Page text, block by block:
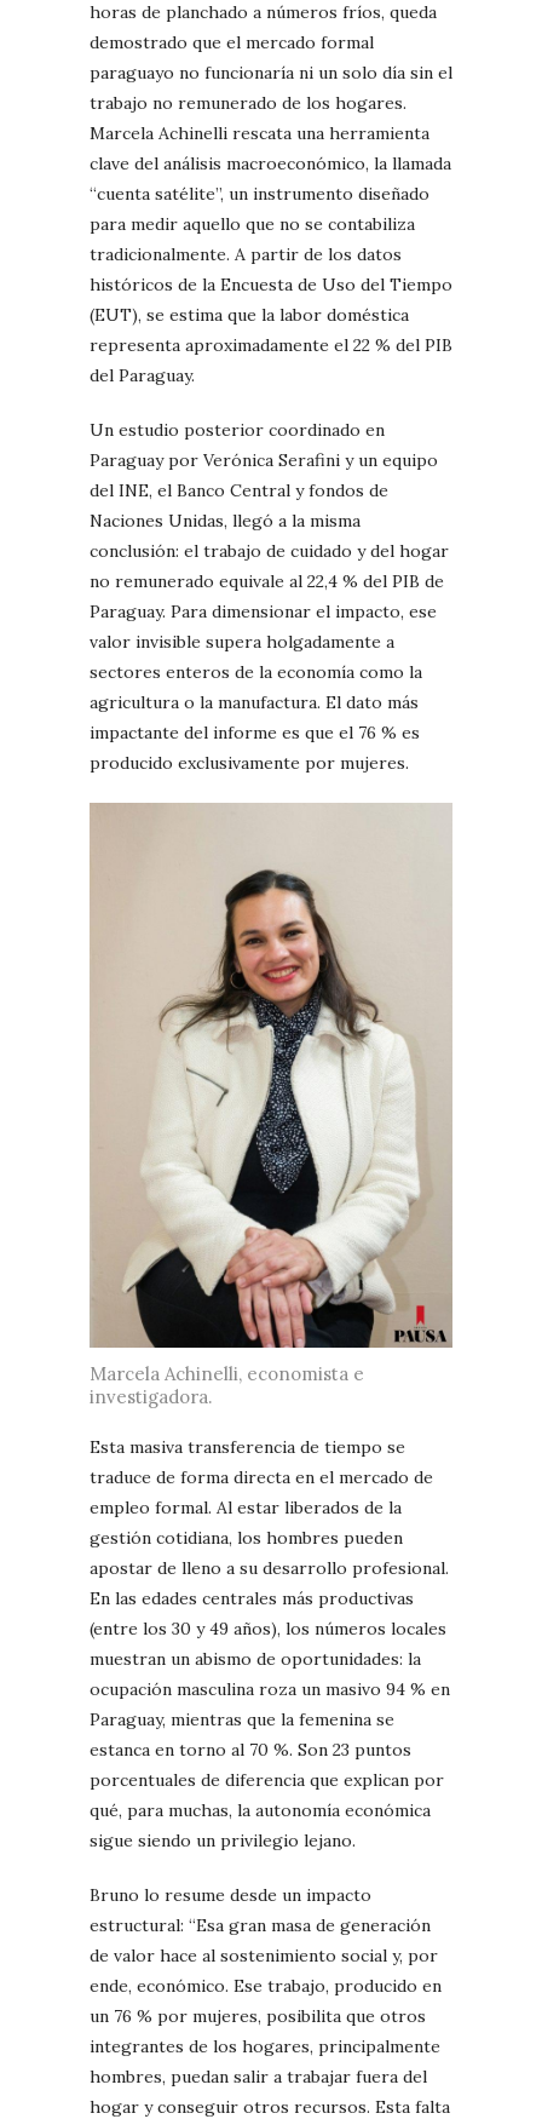
horas de planchado a números fríos, queda
demostrado que el mercado formal
paraguayo no funcionaría ni un solo día sin el
trabajo no remunerado de los hogares.
Marcela Achinelli rescata una herramienta
clave del análisis macroeconómico, la llamada
“cuenta satélite”, un instrumento diseñado
para medir aquello que no se contabiliza
tradicionalmente. A partir de los datos
históricos de la Encuesta de Uso del Tiempo
(EUT), se estima que la labor doméstica
representa aproximadamente el 22 % del PIB
del Paraguay.
Un estudio posterior coordinado en
Paraguay por Verónica Serafini y un equipo
del INE, el Banco Central y fondos de
Naciones Unidas, llegó a la misma
conclusión: el trabajo de cuidado y del hogar
no remunerado equivale al 22,4 % del PIB de
Paraguay. Para dimensionar el impacto, ese
valor invisible supera holgadamente a
sectores enteros de la economía como la
agricultura o la manufactura. El dato más
impactante del informe es que el 76 % es
producido exclusivamente por mujeres.
Marcela Achinelli, economista e
investigadora.
Esta masiva transferencia de tiempo se
traduce de forma directa en el mercado de
empleo formal. Al estar liberados de la
gestión cotidiana, los hombres pueden
apostar de lleno a su desarrollo profesional.
En las edades centrales más productivas
(entre los 30 y 49 años), los números locales
muestran un abismo de oportunidades: la
ocupación masculina roza un masivo 94 % en
Paraguay, mientras que la femenina se
estanca en torno al 70 %. Son 23 puntos
porcentuales de diferencia que explican por
qué, para muchas, la autonomía económica
sigue siendo un privilegio lejano.
Bruno lo resume desde un impacto
estructural: “Esa gran masa de generación
de valor hace al sostenimiento social y, por
ende, económico. Ese trabajo, producido en
un 76 % por mujeres, posibilita que otros
integrantes de los hogares, principalmente
hombres, puedan salir a trabajar fuera del
hogar y conseguir otros recursos. Esta falta